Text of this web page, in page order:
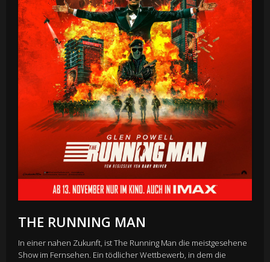
THE RUNNING MAN
In einer nahen Zukunft, ist The Running Man die meistgesehene
Show im Fernsehen. Ein tödlicher Wettbewerb, in dem die